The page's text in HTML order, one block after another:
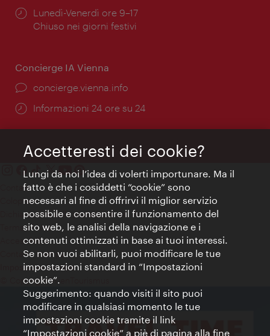
Orari
di
Lunedì-Venerdì ore 9–17
Chiuso nei giorni festivi
Concierge IA Vienna
Ort:
concierge.vienna.info
Öffnungszeiten:
Informazioni 24 ore su 24
Contatti
Colophon
Dichiarazione sulla protezione dei dati
Terms of Use
Accessibilità
Contatto stampa
Impostazioni cookie
© Copyright WienTourismus
Accetteresti dei cookie?
Lungi da noi l’idea di volerti importunare. Ma il
fatto è che i cosiddetti “cookie” sono
necessari al fine di offrirvi il miglior servizio
possibile e consentire il funzionamento del
sito web, le analisi della navigazione e i
contenuti ottimizzati in base ai tuoi interessi.
Se non vuoi abilitarli, puoi modificare le tue
impostazioni standard in “Impostazioni
cookie”.
Suggerimento: quando visiti il sito puoi
modificare in qualsiasi momento le tue
impostazioni cookie tramite il link
“Impostazioni cookie” a piè di pagina alla fine